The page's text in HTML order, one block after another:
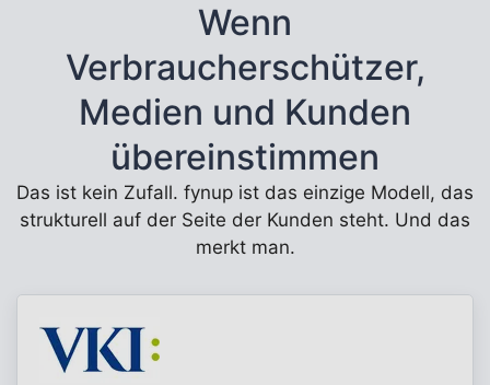
Wenn
Verbraucherschützer,
Medien und Kunden
übereinstimmen
Das ist kein Zufall. fynup ist das einzige Modell, das
strukturell auf der Seite der Kunden steht. Und das
merkt man.